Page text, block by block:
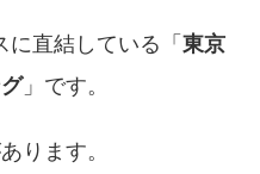
直結している「 東京
」です。
ります。